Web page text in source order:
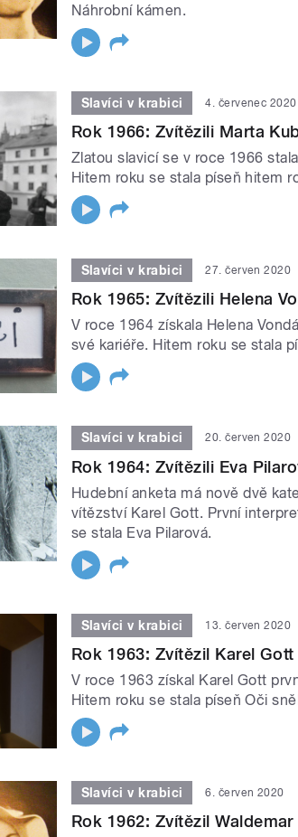
Náhrobní kámen.
Slavíci v krabici 4. červenec 2020
Rok 1966: Zvítězili Marta
Zlatou slavicí se v roce 1966
Hitem roku se stala píseň hitem
Slavíci v krabici 27. červen 2020
Rok 1965: Zvítězili Helena
V roce 1964 získala Helena
své kariéře. Hitem roku se stala
Slavíci v krabici 20. červen 2020
Rok 1964: Zvítězili Eva
Hudební anketa má nově dvě
vítězství Karel Gott. První
se stala Eva Pilarová.
Slavíci v krabici 13. červen 2020
Rok 1963: Zvítězil Karel Gott
V roce 1963 získal Karel Gott
Hitem roku se stala píseň Oči
Slavíci v krabici 6. červen 2020
Rok 1962: Zvítězil